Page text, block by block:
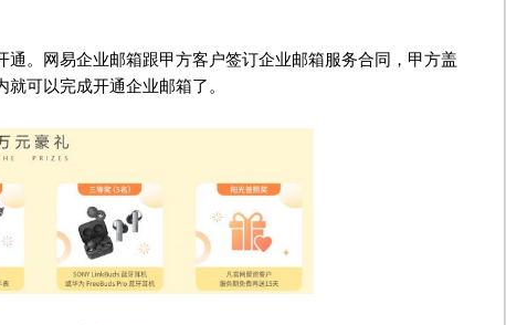
通。网易企业邮箱跟甲方客户签订企业邮箱服务合同，甲方盖
可以完成开通企业邮箱了。